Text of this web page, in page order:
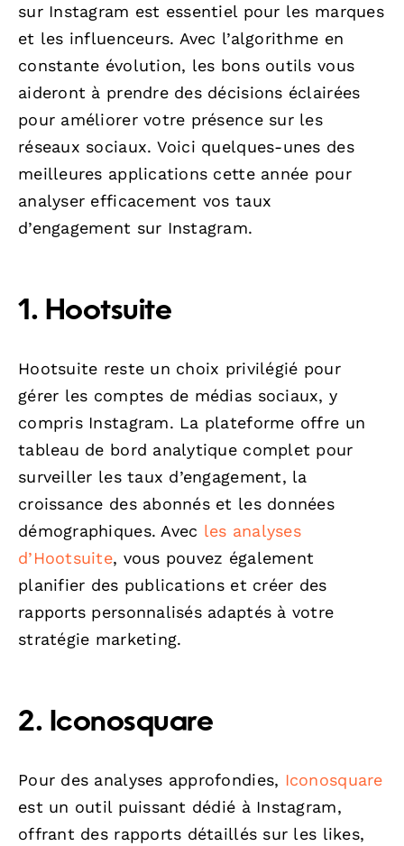
sur Instagram est essentiel pour les marques
et les influenceurs. Avec l’algorithme en
constante évolution, les bons outils vous
aideront à prendre des décisions éclairées
pour améliorer votre présence sur les
réseaux sociaux. Voici quelques-unes des
meilleures applications cette année pour
analyser efficacement vos taux
d’engagement sur Instagram.
1. Hootsuite
Hootsuite reste un choix privilégié pour
gérer les comptes de médias sociaux, y
compris Instagram. La plateforme offre un
tableau de bord analytique complet pour
surveiller les taux d’engagement, la
croissance des abonnés et les données
démographiques. Avec les analyses
d’Hootsuite, vous pouvez également
planifier des publications et créer des
rapports personnalisés adaptés à votre
stratégie marketing.
2. Iconosquare
Pour des analyses approfondies, Iconosquare
est un outil puissant dédié à Instagram,
offrant des rapports détaillés sur les likes,